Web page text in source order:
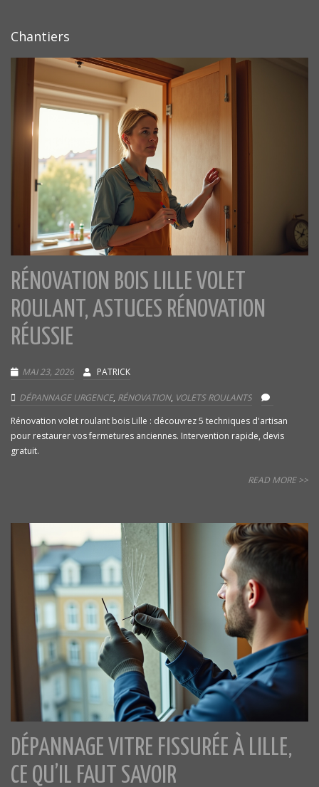
Chantiers
RÉNOVATION BOIS LILLE VOLET
ROULANT, ASTUCES RÉNOVATION
RÉUSSIE
MAI 23, 2026 PATRICK
DÉPANNAGE URGENCE, RÉNOVATION, VOLETS ROULANTS
Rénovation volet roulant bois Lille : découvrez 5 techniques d'artisan
pour restaurer vos fermetures anciennes. Intervention rapide, devis
gratuit.
READ MORE >>
DÉPANNAGE VITRE FISSURÉE À LILLE,
CE QU’IL FAUT SAVOIR